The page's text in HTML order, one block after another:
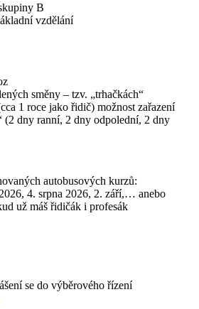
B
vzdělání
směny – tzv. „trhačkách“
1 roce jako řidič) možnost zařazení
(2 dny ranní, 2 dny odpolední, 2 dny
autobusových kurzů:
4. srpna 2026, 2. září,… anebo
už máš řidičák i profesák
se do výběrového řízení